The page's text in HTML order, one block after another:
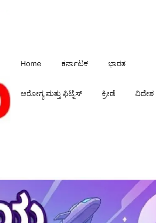
Home ಕರ್ನಾಟಕ ಭಾರತ
ಆರೋಗ್ಯ ಮತ್ತು ಫಿಟ್ನೆಸ್ ಕ್ರೀಡೆ ವಿದೇಶ